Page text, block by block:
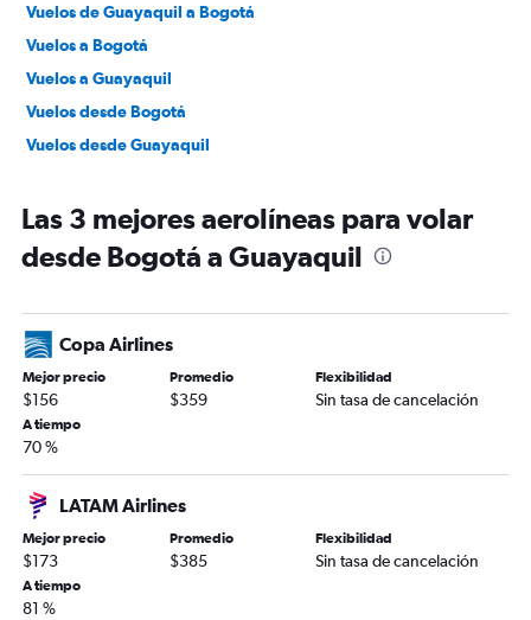
Vuelos de Guayaquil a Bogotá
Vuelos a Bogotá
Vuelos a Guayaquil
Vuelos desde Bogotá
Vuelos desde Guayaquil
Las 3 mejores aerolíneas para volar
desde Bogotá a Guayaquil
Copa Airlines
Mejor precio
$156
Promedio
$359
Flexibilidad
Sin tasa de cancelación
A tiempo
70 %
LATAM Airlines
Mejor precio
$173
Promedio
$385
Flexibilidad
Sin tasa de cancelación
A tiempo
81 %